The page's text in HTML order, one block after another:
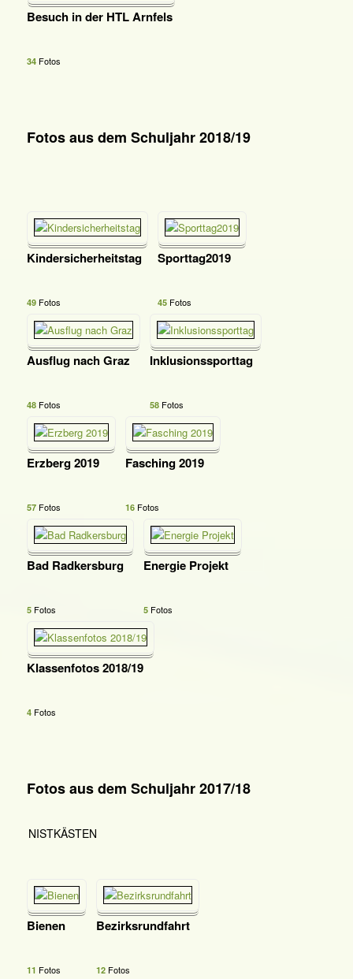
Besuch in der HTL Arnfels
34Fotos
Fotos aus dem Schuljahr 2018/19
Kindersicherheitstag
49Fotos
Sporttag2019
45Fotos
Ausflug nach Graz
48Fotos
Inklusionssporttag
58Fotos
Erzberg 2019
57Fotos
Fasching 2019
16Fotos
Bad Radkersburg
5Fotos
Energie Projekt
5Fotos
Klassenfotos 2018/19
4Fotos
Fotos aus dem Schuljahr 2017/18
NISTKÄSTEN
Bienen
11 Fotos
Bezirksrundfahrt
12Fotos